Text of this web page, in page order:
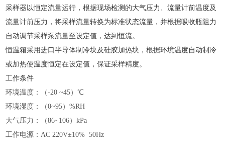
采样器以恒定流量运行，根据现场检测的大气压力、流量计前温度及
流量计前压力，将采样流量转换为标准状态流量，并根据吸收瓶阻力
自动调节采样泵流量至设定值，达到恒流。
恒温箱采用进口半导体制冷块及硅胶加热块，根据环境温度自动制冷
或加热使温度恒定在设定值，保证采样精度。
工作条件
环境温度：（-20 ~45）℃
环境湿度：（0~95）%RH
大气压力：（86~106）kPa
工作电源：AC 220V±10% 50Hz